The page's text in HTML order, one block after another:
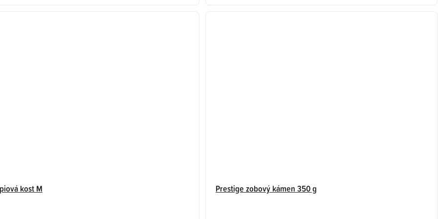
kost M Prestige zobový kámen 350 g